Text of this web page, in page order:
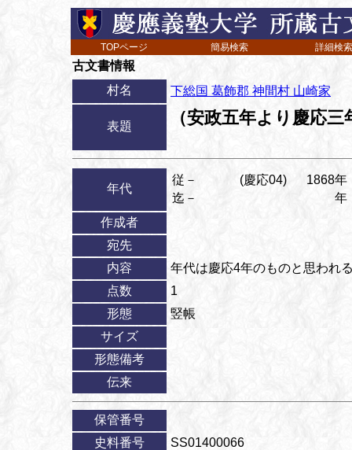
TOPページ 簡易検索 詳細検索
古文書情報
村名
下総国 葛飾郡 神間村 山崎家
表題 （安政五年より慶応
年代
従－ (慶応04)
1868年
迄－
年
作成者
宛先
内容
年代は慶応4年のものと思われ
点数
1
形態
竪帳
サイズ
形態備考
伝来
保管番号
史料番号
SS01400066